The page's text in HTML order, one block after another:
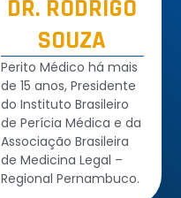
DR. RODRIGO
SOUZA
Perito Médico há mais
de 15 anos, Presidente
do Instituto Brasileiro
de Perícia Médica e da
Associação Brasileira
de Medicina Legal –
Regional Pernambuco.